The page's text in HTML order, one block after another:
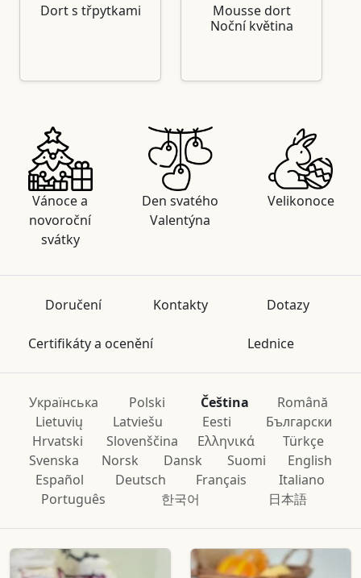
Dort s třpytkami
Mousse dort
Noční květina
Vánoce a
novoroční
svátky
Den svatého
Valentýna
Velikonoce
Doručení Kontakty Dotazy
Certifikáty a ocenění Lednice
Українська Polski Čeština
Română
Lietuvių
Latviešu Eesti
Български
Hrvatski
Slovenščina Ελληνικά
Türkçe
Svenska
Norsk Dansk Suomi
English
Español
Deutsch Français
Italiano
Português
한국어 日本語